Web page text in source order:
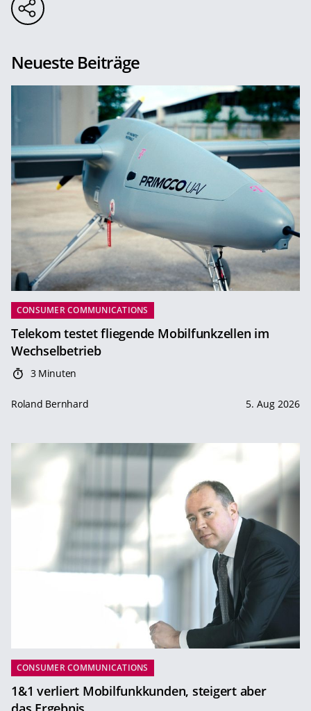
Neueste Beiträge
CONSUMER COMMUNICATIONS
Telekom testet fliegende Mobilfunkzellen im
Wechselbetrieb
3 Minuten
Roland Bernhard 5. Aug 2026
CONSUMER COMMUNICATIONS
1&1 verliert Mobilfunkkunden, steigert aber